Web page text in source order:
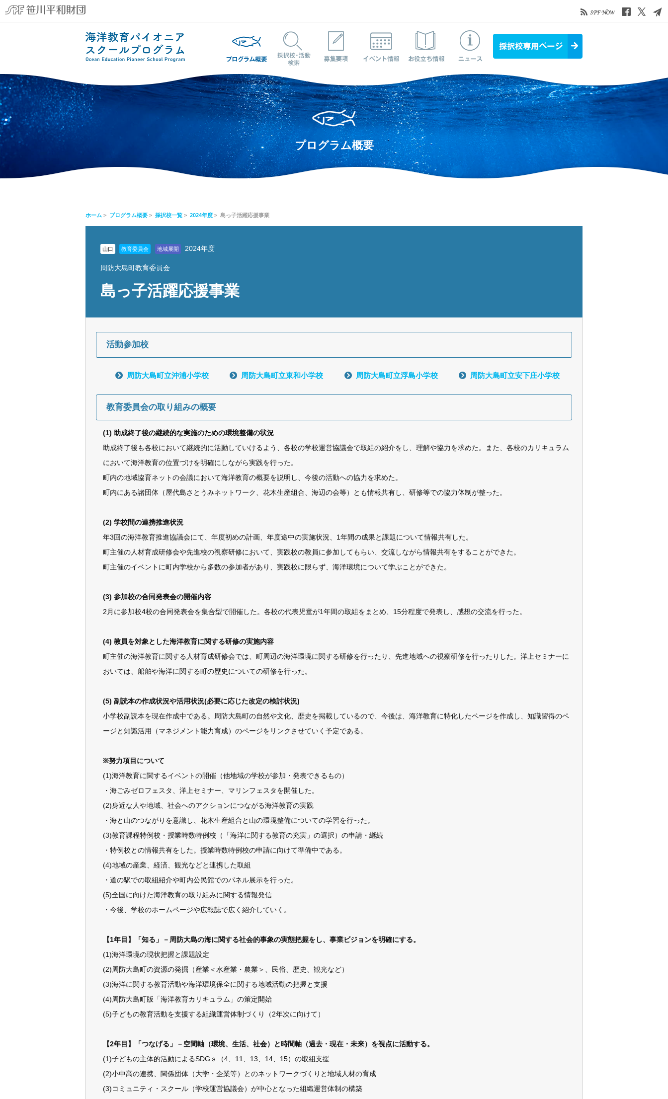
プログラム概要
ホーム > プログラム概要 > 採択校一覧 > 2024年度 > 島っ子活躍応援事業
山口 教育委員会 地域展開 2024年度
周防大島町教育委員会
島っ子活躍応援事業
活動参加校
周防大島町立沖浦小学校 周防大島町立東和小学校 周防大島町立浮島小学校 周防大島町立安下庄小学校
教育委員会の取り組みの概要
(1) 助成終了後の継続的な実施のための環境整備の状況
助成終了後も各校において継続的に活動していけるよう、各校の学校運営協議会で取組の紹介をし、理解や協力を求めた。また、各校のカリキュラム
において海洋教育の位置づけを明確にしながら実践を行った。
町内の地域協育ネットの会議において海洋教育の概要を説明し、今後の活動への協力を求めた。
町内にある諸団体（屋代島さとうみネットワーク、花木生産組合、海辺の会等）とも情報共有し、研修等での協力体制が整った。
(2) 学校間の連携推進状況
年3回の海洋教育推進協議会にて、年度初めの計画、年度途中の実施状況、1年間の成果と課題について情報共有した。
町主催の人材育成研修会や先進校の視察研修において、実践校の教員に参加してもらい、交流しながら情報共有をすることができた。
町主催のイベントに町内学校から多数の参加者があり、実践校に限らず、海洋環境について学ぶことができた。
(3) 参加校の合同発表会の開催内容
2月に参加校4校の合同発表会を集合型で開催した。各校の代表児童が1年間の取組をまとめ、15分程度で発表し、感想の交流を行った。
(4) 教員を対象とした海洋教育に関する研修の実施内容
町主催の海洋教育に関する人材育成研修会では、町周辺の海洋環境に関する研修を行ったり、先進地域への視察研修を行ったりした。洋上セミナーに
おいては、船舶や海洋に関する町の歴史についての研修を行った。
(5) 副読本の作成状況や活用状況(必要に応じた改定の検討状況)
小学校副読本を現在作成中である。周防大島町の自然や文化、歴史を掲載しているので、今後は、海洋教育に特化したページを作成し、知識習得のペ
ージと知識活用（マネジメント能力育成）のページをリンクさせていく予定である。
※努力項目について
(1)海洋教育に関するイベントの開催（他地域の学校が参加・発表できるもの）
・海ごみゼロフェスタ、洋上セミナー、マリンフェスタを開催した。
(2)身近な人や地域、社会へのアクションにつながる海洋教育の実践
・海と山のつながりを意識し、花木生産組合と山の環境整備についての学習を行った。
(3)教育課程特例校・授業時数特例校（「海洋に関する教育の充実」の選択）の申請・継続
・特例校との情報共有をした。授業時数特例校の申請に向けて準備中である。
(4)地域の産業、経済、観光などと連携した取組
・道の駅での取組紹介や町内公民館でのパネル展示を行った。
(5)全国に向けた海洋教育の取り組みに関する情報発信
・今後、学校のホームページや広報誌で広く紹介していく。
【1年目】「知る」－周防大島の海に関する社会的事象の実態把握をし、事業ビジョンを明確にする。
(1)海洋環境の現状把握と課題設定
(2)周防大島町の資源の発掘（産業＜水産業・農業＞、民俗、歴史、観光など）
(3)海洋に関する教育活動や海洋環境保全に関する地域活動の把握と支援
(4)周防大島町版「海洋教育カリキュラム」の策定開始
(5)子どもの教育活動を支援する組織運営体制づくり（2年次に向けて）
【2年目】「つなげる」－空間軸（環境、生活、社会）と時間軸（過去・現在・未来）を視点に活動する。
(1)子どもの主体的活動によるSDGｓ（4、11、13、14、15）の取組支援
(2)小中高の連携、関係団体（大学・企業等）とのネットワークづくりと地域人材の育成
(3)コミュニティ・スクール（学校運営協議会）が中心となった組織運営体制の構築